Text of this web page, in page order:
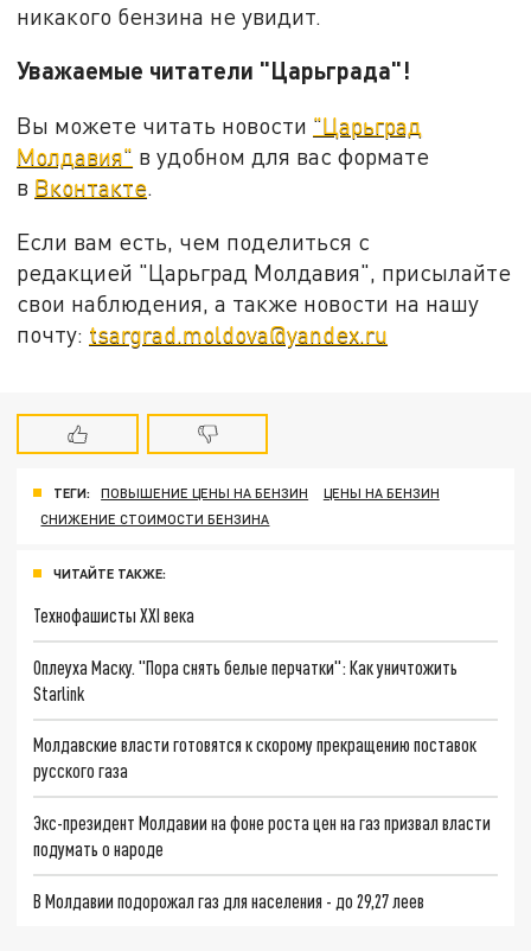
никакого бензина не увидит.
Уважаемые читатели "Царьграда"!
Вы можете читать новости "Царьград
Молдавия" в удобном для вас формате
в Вконтакте.
Если вам есть, чем поделиться с
редакцией "Царьград Молдавия", присылайте
свои наблюдения, а также новости на нашу
почту: tsargrad.moldova@yandex.ru
ТЕГИ: ПОВЫШЕНИЕ ЦЕНЫ НА БЕНЗИН
ЦЕНЫ НА БЕНЗИН
СНИЖЕНИЕ СТОИМОСТИ БЕНЗИНА
ЧИТАЙТЕ ТАКЖЕ:
Технофашисты XXI века
Оплеуха Маску. "Пора снять белые перчатки": Как уничтожить
Starlink
Молдавские власти готовятся к скорому прекращению поставок
русского газа
Экс-президент Молдавии на фоне роста цен на газ призвал власти
подумать о народе
В Молдавии подорожал газ для населения - до 29,27 леев